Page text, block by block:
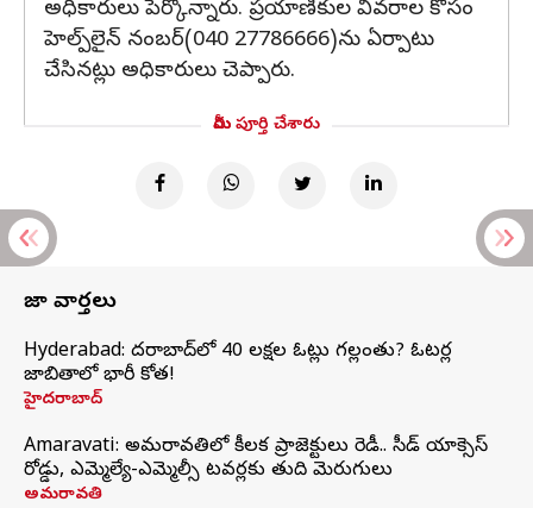
అధికారులు పేర్కొన్నారు. ప్రయాణికుల వివరాల కోసం
హెల్ప్‌లైన్ నంబర్‌(040 27786666)ను ఏర్పాటు
చేసినట్లు అధికారులు చెప్పారు.
మీరు పూర్తి చేశారు
తాజా వార్తలు
Hyderabad: హైదరాబాద్‌లో 40 లక్షల ఓట్లు గల్లంతు? ఓటర్ల
జాబితాలో భారీ కోత!
హైదరాబాద్
Amaravati: అమరావతిలో కీలక ప్రాజెక్టులు రెడీ.. సీడ్‌ యాక్సెస్‌
రోడ్డు, ఎమ్మెల్యే-ఎమ్మెల్సీ టవర్లకు తుది మెరుగులు
అమరావతి